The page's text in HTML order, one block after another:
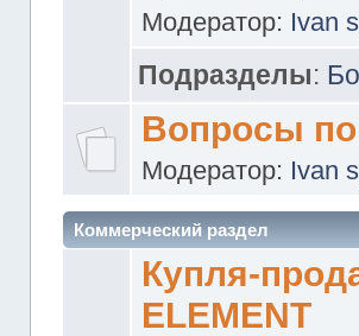
Модератор: Ivan
Подразделы:
Вопросы
Модератор: Ivan
Коммерческий раздел
Купля-
ELEMENT